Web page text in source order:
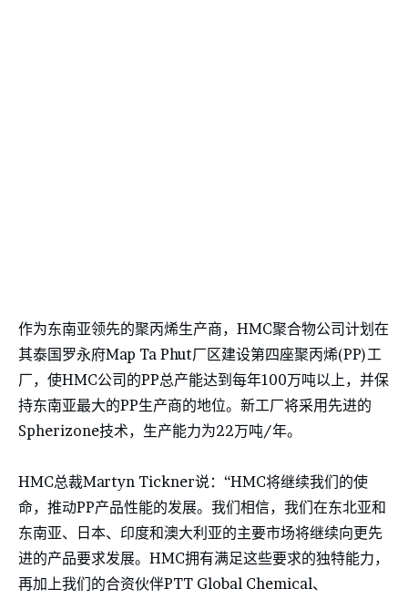
作为东南亚领先的聚丙烯生产商，HMC聚合物公司计划在
其泰国罗永府Map Ta Phut厂区建设第四座聚丙烯(PP)工
厂，使HMC公司的PP总产能达到每年100万吨以上，并保
持东南亚最大的PP生产商的地位。新工厂将采用先进的
Spherizone技术，生产能力为22万吨/年。
HMC总裁Martyn Tickner说：“HMC将继续我们的使
命，推动PP产品性能的发展。我们相信，我们在东北亚和
东南亚、日本、印度和澳大利亚的主要市场将继续向更先
进的产品要求发展。HMC拥有满足这些要求的独特能力，
再加上我们的合资伙伴PTT Global Chemical、